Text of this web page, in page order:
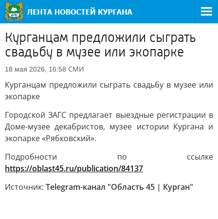
Курганцам предложили сыграть
свадьбу в музее или экопарке
18 мая 2026, 16:58 СМИ
Курганцам предложили сыграть свадьбу в музее или
экопарке
Городской ЗАГС предлагает выездные регистрации в
Доме-музее декабристов, музее истории Кургана и
экопарке «Рябковский».
Подробности по ссылке
https://oblast45.ru/publication/84137
Источник: Telegram-канал "Область 45 | Курган"